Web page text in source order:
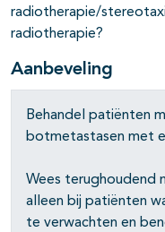
radiotherapie/
radiotherapie?
Aanbeveling
Behandel patiënten
botmetastasen met
Wees terughoudend
alleen bij patiënten
te verwachten en